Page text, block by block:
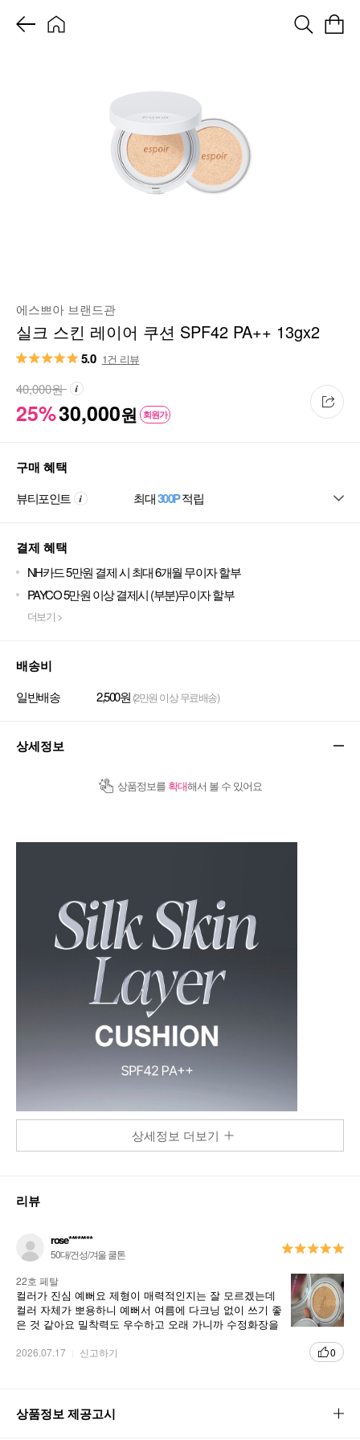
에스쁘아 브랜드관
실크 스킨 레이어 쿠션 SPF42 PA++ 13gx2
5.0 1건 리뷰
25%30,000원 회원가
40,000원
구매 혜택
뷰티포인트 최대300P적립
결제 혜택
NH카드 5만원 결제 시 최대 6개월 무이자 할부
PAYCO 5만원 이상 결제시 (부분)무이자 할부
더보기 >
배송비
일반배송 2,500원 (2만원 이상 무료배송)
상세정보
상품정보를 확대해서 볼 수 있어요
상세정보 더보기
리뷰
rose********
50대/건성/겨울 쿨톤
22호 페탈
컬러가 진심 예뻐요 제형이 매력적인지는 잘 모르겠는데
컬러 자체가 뽀용하니 예뻐서 여름에 다크닝 없이 쓰기 좋
은 것 같아요 밀착력도 우수하고 오래 가니까 수정화장을
2026.07.17 신고하기 0
상품정보 제공고시